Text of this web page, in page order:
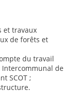
et travaux
de forêts et
du travail
Intercommunal de
SCOT ;